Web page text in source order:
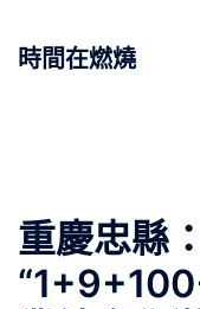
時間在燃燒
重慶忠縣